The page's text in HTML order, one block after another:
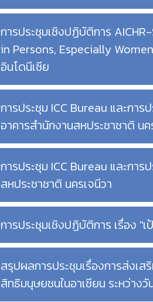
การประชุมเชิงปฏิบัติการ
in Persons, Especially
อินโดนีเซีย
การประชุม ICC Bureau และกา
อาคารสำนักงานสหประชาชาติ น
การประชุม ICC Bureau และกา
สหประชาชาติ นครเจนีวา
การประชุมเชิงปฏิบัติการ เรื่อง
สรุปผลการประชุมเรื่องการส่งเ
สิทธิมนุษยชนในอาเซียน ระหว่า